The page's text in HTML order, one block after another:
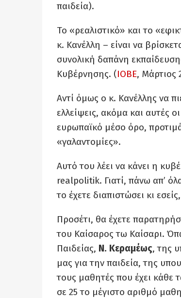
παιδεία).
Το «ρεαλιστικό» και το
κ. Κανέλλη – είναι να
συνολική δαπάνη
Κυβέρνησης. (ΙΟΒΕ, Μάρτιος
Αντί όμως ο κ. Κανέλλης να
ελλείψεις, ακόμα και αυτές
ευρωπαϊκό μέσο όρο,
«γαλαντομίες».
Αυτό του λέει να κάνει η
realpolitik. Γιατί, πάνω απ’
το έχετε διαπιστώσει κι εσείς,
Προσέτι, θα έχετε
του Καίσαρος τω Καίσαρι.
Παιδείας, Ν. Κεραμέως, της
μας για την παιδεία, της
τους μαθητές που έχει κάθε
σε 25 το μέγιστο αριθμό